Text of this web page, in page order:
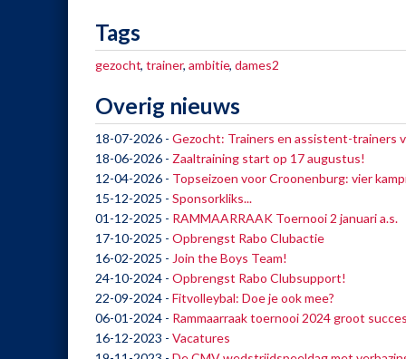
Tags
gezocht, trainer, ambitie, dames2
Overig nieuws
18-07-2026 - Gezocht: Trainers en assistent-trainers
18-06-2026 - Zaaltraining start op 17 augustus!
12-04-2026 - Topseizoen voor Croonenburg: vier
15-12-2025 - Sponsorkliks...
01-12-2025 - RAMMAARRAAK Toernooi 2 januari a.s.
17-10-2025 - Opbrengst Rabo Clubactie
16-02-2025 - Join the Boys Team!
24-10-2024 - Opbrengst Rabo Clubsupport!
22-09-2024 - Fitvolleybal: Doe je ook mee?
06-01-2024 - Rammaarraak toernooi 2024 groot
16-12-2023 - Vacatures